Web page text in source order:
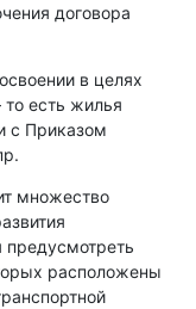
договора
в целях
то есть жилья
с Приказом
множество
предусмотреть
расположены